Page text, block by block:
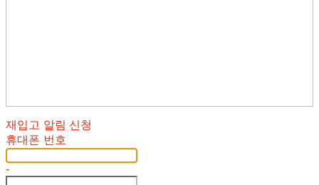
재입고 알림 신청
휴대폰 번호
-